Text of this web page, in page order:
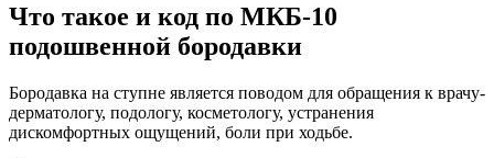
Что такое и код по МКБ-10
подошвенной бородавки
Бородавка на ступне является поводом для обращения к врачу-
дерматологу, подологу, косметологу, устранения
дискомфортных ощущений, боли при ходьбе.